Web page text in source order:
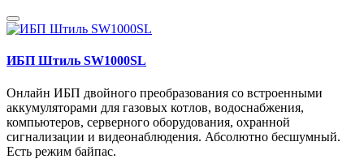
ИБП Штиль SW1000SL
Онлайн ИБП двойного преобразования со встроенными
аккумуляторами для газовых котлов, водоснабжения,
компьютеров, серверного оборудования, охранной
сигнализации и видеонаблюдения. Абсолютно бесшумный.
Есть режим байпас.